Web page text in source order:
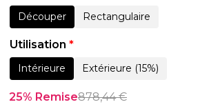
Découper Rectangulaire
Utilisation *
Intérieure Extérieure (15%)
25% Remise878,44€